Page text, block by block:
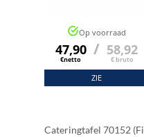
Op voorraad
47,90
€netto
/ 58,92
€ bruto
ZIE
Cateringtafel 70152 (fi